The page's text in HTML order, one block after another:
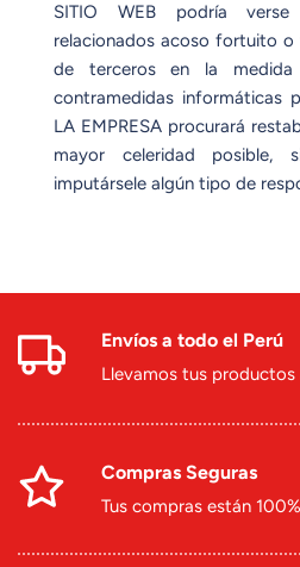
SITIO WEB podría
relacionados acoso fortuito
de terceros en la
contramedidas informáticas
LA EMPRESA procurará
mayor celeridad
imputársele algún tipo de
Envíos a todo el Perú
Llevamos tus productos
Compras Seguras
Tus compras están